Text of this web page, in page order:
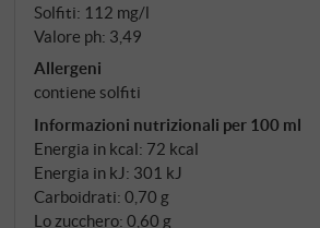
Solfiti: 112 mg/l
Valore ph: 3,49
Allergeni
contiene solfiti
Informazioni nutrizionali per 100 ml
Energia in kcal: 72 kcal
Energia in kJ: 301 kJ
Carboidrati: 0,70 g
Lo zucchero: 0,60 g